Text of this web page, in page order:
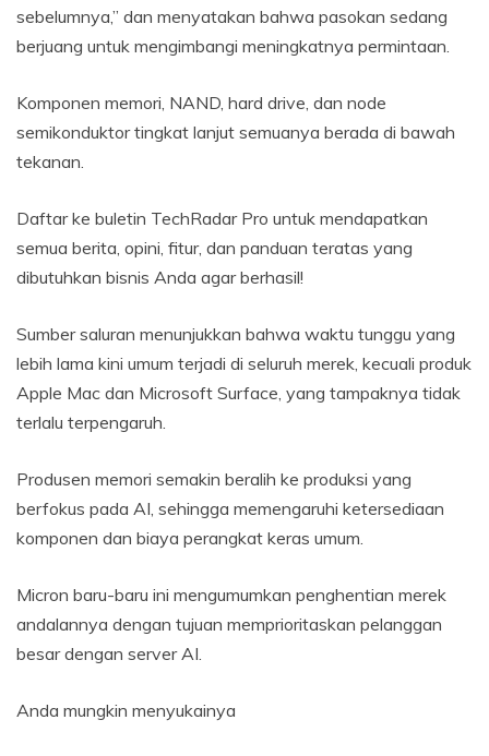
sebelumnya,” dan menyatakan bahwa pasokan sedang
berjuang untuk mengimbangi meningkatnya permintaan.
Komponen memori, NAND, hard drive, dan node
semikonduktor tingkat lanjut semuanya berada di bawah
tekanan.
Daftar ke buletin TechRadar Pro untuk mendapatkan
semua berita, opini, fitur, dan panduan teratas yang
dibutuhkan bisnis Anda agar berhasil!
Sumber saluran menunjukkan bahwa waktu tunggu yang
lebih lama kini umum terjadi di seluruh merek, kecuali produk
Apple Mac dan Microsoft Surface, yang tampaknya tidak
terlalu terpengaruh.
Produsen memori semakin beralih ke produksi yang
berfokus pada AI, sehingga memengaruhi ketersediaan
komponen dan biaya perangkat keras umum.
Micron baru-baru ini mengumumkan penghentian merek
andalannya dengan tujuan memprioritaskan pelanggan
besar dengan server AI.
Anda mungkin menyukainya